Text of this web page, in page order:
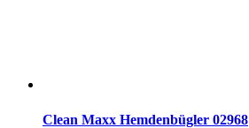
Clean Maxx Hemdenbügler 02968